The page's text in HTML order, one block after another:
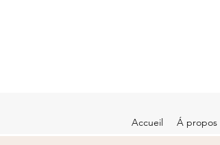
Accueil Á propos